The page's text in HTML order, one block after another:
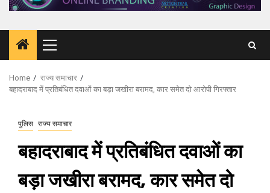
Primary
Menu
Home
राज्य समाचार
बहादराबाद में प्रतिबंधित दवाओं का बड़ा जखीरा बरामद, कार समेत दो आरोपी गिरफ्तार
पुलिस राज्य समाचार
बहादराबाद में प्रतिबंधित दवाओं का
बड़ा जखीरा बरामद, कार समेत दो